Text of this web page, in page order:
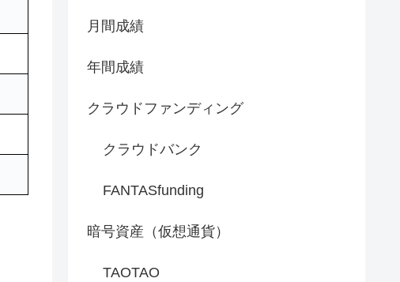
月間成績
年間成績
クラウドファンディング
クラウドバンク
FANTASfunding
暗号資産（仮想通貨）
TAOTAO